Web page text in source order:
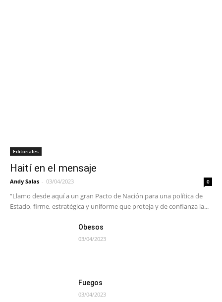
Editoriales
Haití en el mensaje
Andy Salas - 03/04/2023 0
“Llamo desde aquí a un gran Pacto de Nación para una política de
Estado, firme, estratégica y uniforme que proteja y de confianza la...
Obesos
03/04/2023
Fuegos
03/04/2023